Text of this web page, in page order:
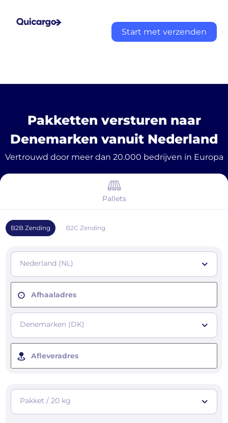
Start met verzenden
Pakketten versturen naar
Denemarken vanuit Nederland
Vertrouwd door meer dan 20.000 bedrijven in Europa
Pallets
B2B Zending B2C Zending
Nederland (NL)
Afhaaladres
Denemarken (DK)
Afleveradres
Pakket / 20 kg